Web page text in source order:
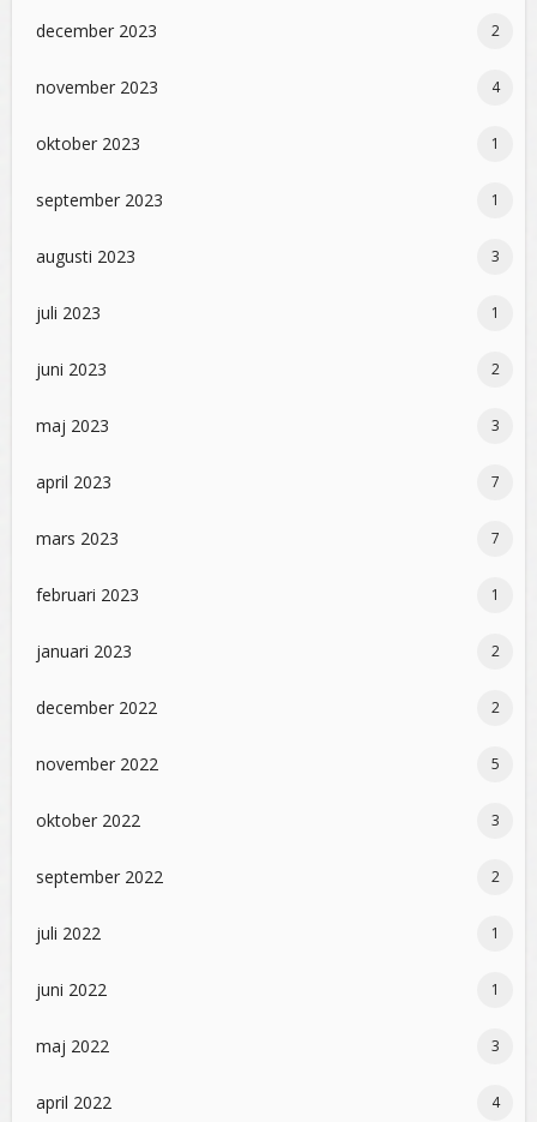
december 2023 2
november 2023 4
oktober 2023 1
september 2023 1
augusti 2023 3
juli 2023 1
juni 2023 2
maj 2023 3
april 2023 7
mars 2023 7
februari 2023 1
januari 2023 2
december 2022 2
november 2022 5
oktober 2022 3
september 2022 2
juli 2022 1
juni 2022 1
maj 2022 3
april 2022 4